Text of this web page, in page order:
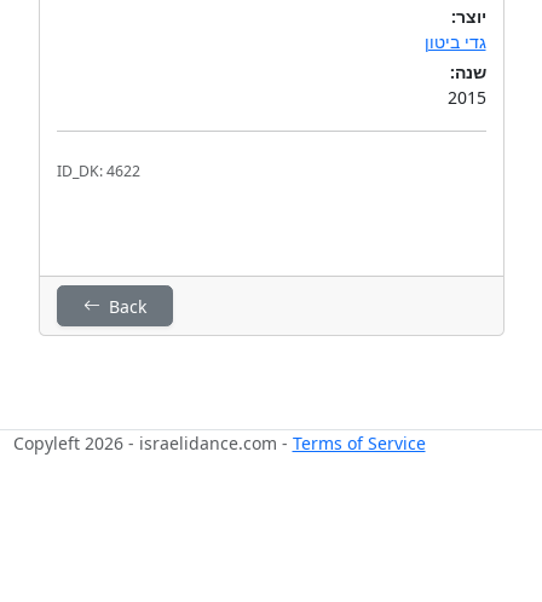
יוצר:
גדי ביטון
שנה:
2015
ID_DK: 4622
Back
Copyleft 2026 - israelidance.com - Terms of Service